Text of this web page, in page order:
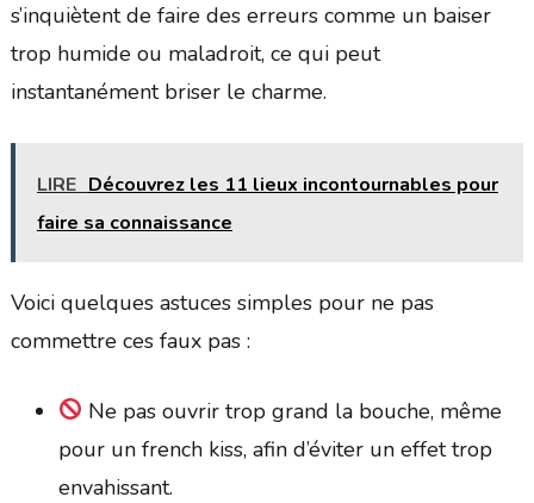
s’inquiètent de faire des erreurs comme un baiser
trop humide ou maladroit, ce qui peut
instantanément briser le charme.
LIRE Découvrez les 11 lieux incontournables pour
faire sa connaissance
Voici quelques astuces simples pour ne pas
commettre ces faux pas :
Ne pas ouvrir trop grand la bouche, même
pour un french kiss, afin d’éviter un effet trop
envahissant.